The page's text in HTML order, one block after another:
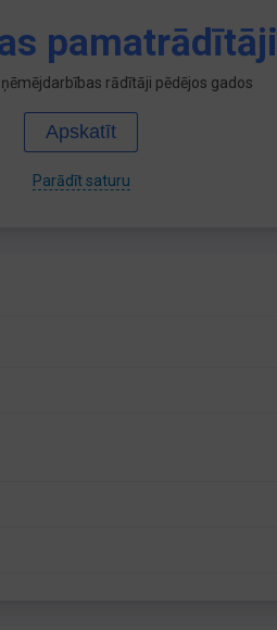
pamatrādītāji
rādītāji pēdējos gados
Apskatīt
Parādīt saturu